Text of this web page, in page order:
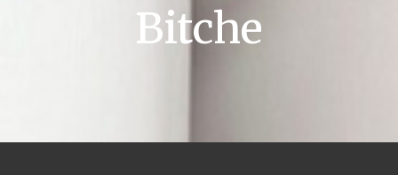
Bitche